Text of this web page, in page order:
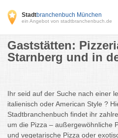
Stadtbranchenbuch München
ein Angebot von stadtbranchenbuch.de
Gaststätten:
Starnberg und in
Ihr seid auf der Suche nach einer
italienisch oder American Style ?
Stadtbranchenbuch findet ihr
um die Pizza – außergewöhnliche
und vegetarische Pizza oder